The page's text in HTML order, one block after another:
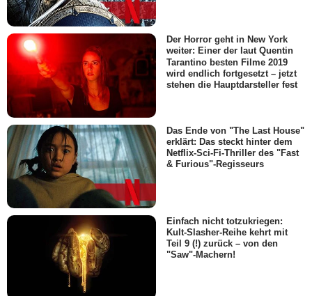
Der Horror geht in New York
weiter: Einer der laut Quentin
Tarantino besten Filme 2019
wird endlich fortgesetzt – jetzt
stehen die Hauptdarsteller fest
Das Ende von "The Last House"
erklärt: Das steckt hinter dem
Netflix-Sci-Fi-Thriller des "Fast
& Furious"-Regisseurs
Einfach nicht totzukriegen:
Kult-Slasher-Reihe kehrt mit
Teil 9 (!) zurück – von den
"Saw"-Machern!